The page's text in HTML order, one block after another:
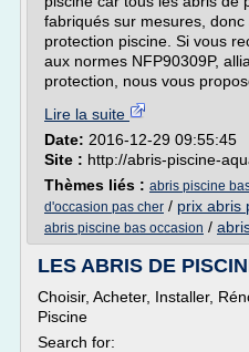
fabriqués sur mesures,
protection piscine. Si vous
aux normes NFP90309P,
protection, nous vous
Lire la suite
Date: 2016-12-29 09:55:45
Site : http://abris-piscine-
Thèmes liés : abris piscine
d'occasion pas cher / prix abris
abris piscine bas occasion /
LES ABRIS DE
Choisir, Acheter, Installer,
Piscine
Search for: